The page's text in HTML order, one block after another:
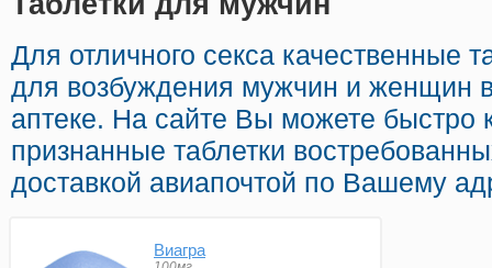
Для отличного секса качественные
для возбуждения мужчин и женщин
аптеке. На сайте Вы можете быстро
признанные таблетки
доставкой авиапочтой по Вашему
Виагра